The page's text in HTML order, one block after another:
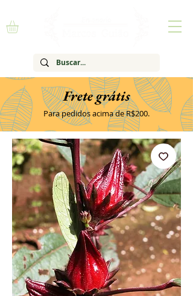
Frete grátis
Para pedidos acima de R$200.